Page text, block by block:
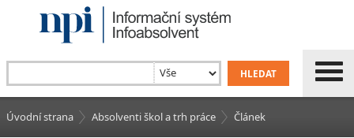
Úvodní strana Absolventi škol a trh práce Článek